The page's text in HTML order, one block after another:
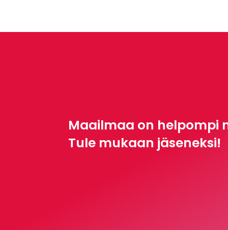
Maailmaa on helpompi
Tule mukaan jäseneksi!